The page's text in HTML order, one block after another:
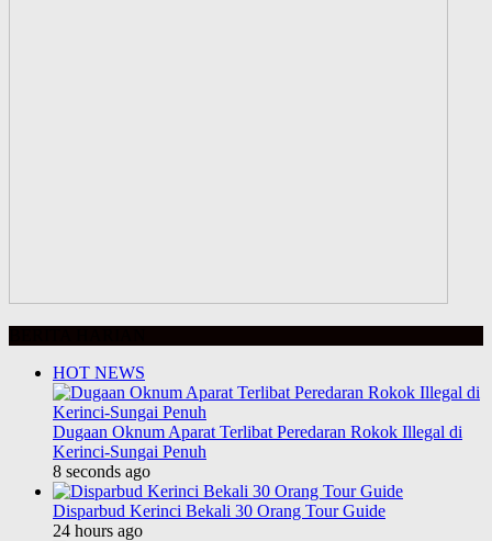
HOT NEWS
Dugaan Oknum Aparat Terlibat Peredaran Rokok Illegal di
Kerinci-Sungai Penuh
8 seconds ago
Disparbud Kerinci Bekali 30 Orang Tour Guide
24 hours ago